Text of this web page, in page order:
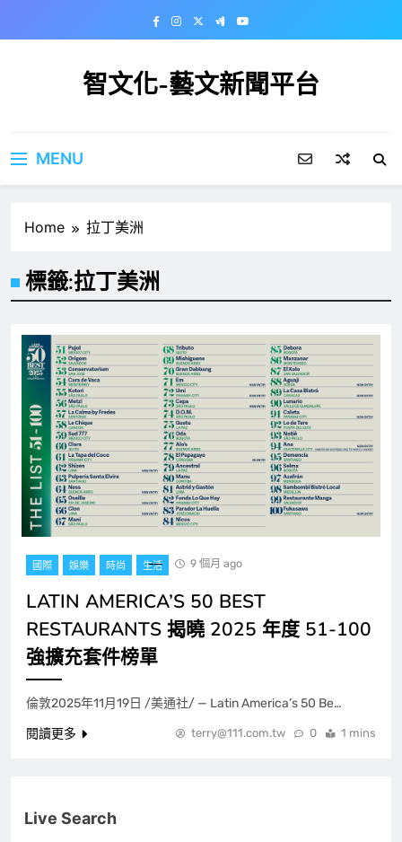
智文化-藝文新聞平台
MENU
Home 拉丁美洲
標籤:拉丁美洲
國際 娛樂 時尚 生活 9 個月 ago
LATIN AMERICA’S 50 BEST
RESTAURANTS 揭曉 2025 年度 51-100
強擴充套件榜單
倫敦2025年11月19日 /美通社/ — Latin America’s 50 Be…
閱讀更多
terry@111.com.tw 0 1 mins
Live Search